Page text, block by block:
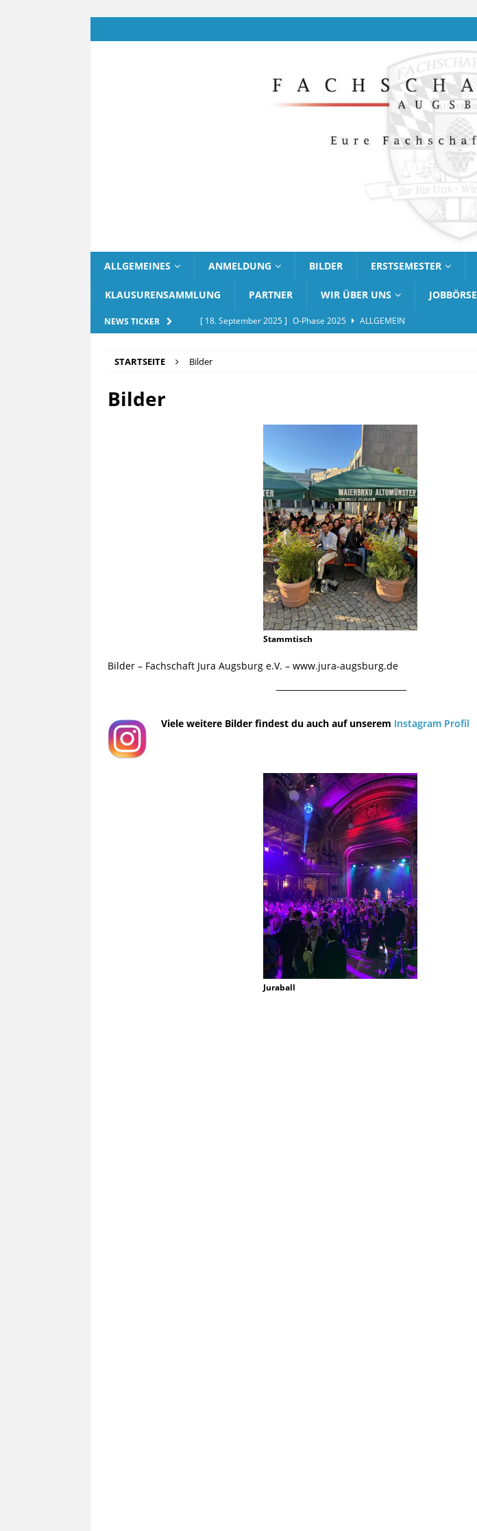
ALLGEMEINES ANMELDUNG BILDER ERSTSEMESTER
KLAUSURENSAMMLUNG PARTNER WIR ÜBER UNS JOBBÖRSE
NEWS TICKER [ 18. September 2025 ] O-Phase 2025
ALLGEMEIN
[ 20. September 2025 ]
STARTSEITE Bilder
Bilder
Stammtisch
Bilder – Fachschaft Jura Augsburg e.V. – www.jura-augsburg.de
¯¯¯¯¯¯¯¯¯¯¯¯¯¯¯¯¯¯¯¯¯¯¯¯¯¯¯¯¯¯¯¯¯¯¯¯¯¯
Viele weitere Bilder findest du auch auf unserem Instagram Profil
Juraball